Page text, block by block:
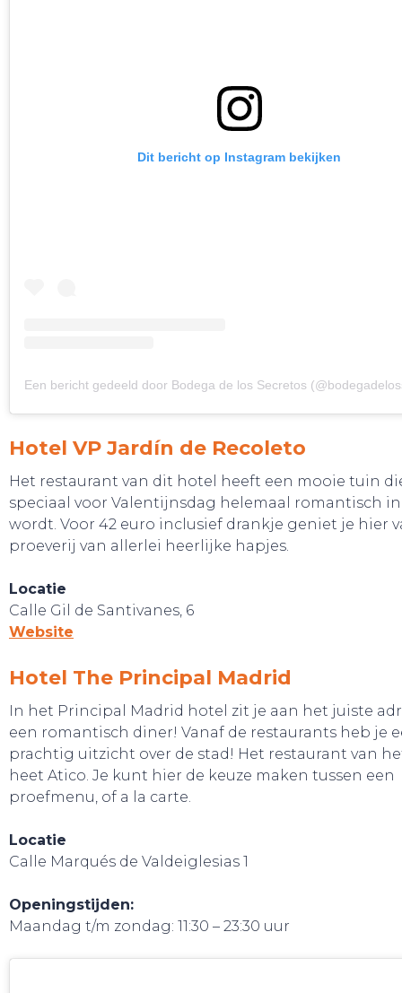
BELEEF!
Dit bericht op Instagram bekijken
Een bericht gedeeld door Bodega de los Secretos
Hotel VP Jardín de Recoleto
Het restaurant van dit hotel heeft een mooie tuin
speciaal voor Valentijnsdag helemaal romantisch
wordt. Voor 42 euro inclusief drankje geniet je hier
proeverij van allerlei heerlijke hapjes.
Locatie
Calle Gil de Santivanes, 6
Website
Hotel The Principal Madrid
In het Principal Madrid hotel zit je aan het juiste
een romantisch diner! Vanaf de restaurants heb je
prachtig uitzicht over de stad! Het restaurant van
heet Atico. Je kunt hier de keuze maken tussen een
proefmenu, of a la carte.
Locatie
Calle Marqués de Valdeiglesias 1
Openingstijden:
Maandag t/m zondag: 11:30 – 23:30 uur